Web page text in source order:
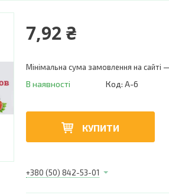
7,92 ₴
Мінімальна сума замовлення на сайті
В наявності Код: А-6
КУПИТИ
+380 (50) 842-53-01